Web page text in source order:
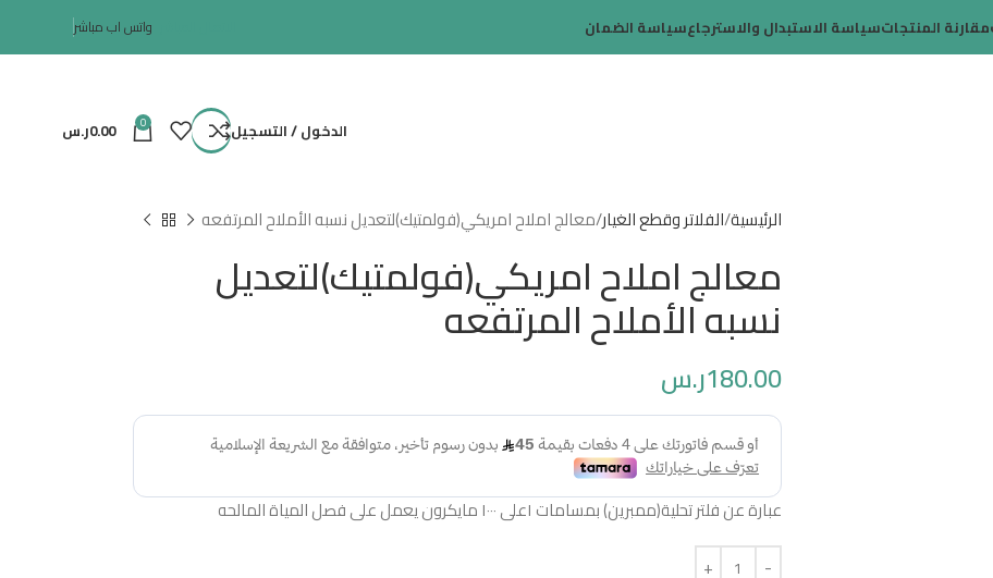
مقارنة المنتجاتسياسة الاستبدال والاسترجاعسياسة الضمان واتس اب مباشر
الدخول / التسجيل 0
0.00ر.س
الرئيسية الفلاتر وقطع الغيار معالج املاح امريكي(فولمتيك)لتعديل نسبه الأملاح المرتفعه
معالج املاح امريكي(فولمتيك)لتعديل
نسبه الأملاح المرتفعه
180.00ر.س
عبارة عن فلتر تحلية(ممبرين) بمسامات ١على ١٠٠٠ مايكرون يعمل على فصل المياة المالحه